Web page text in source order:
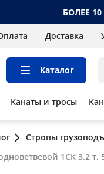
БОЛЕЕ
Доставка
Каталог
Канаты и тросы
Стропы
1СК 3,2